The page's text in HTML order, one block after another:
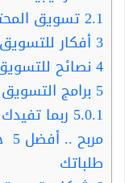
2.1تسويق
3أفكار
4 نصائح
5 برامج
5.0.1 ربما
طلباتك